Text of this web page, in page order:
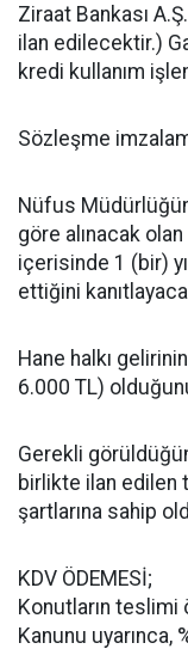
Ziraat Bankası
ilan edilecektir.)
kredi kullanım
Sözleşme
Nüfus
göre alınacak
içerisinde 1 (bir)
ettiğini
Hane halkı
6.000 TL)
Gerekli
birlikte ilan edilen
şartlarına sahip
KDV ÖDEMESİ;
Konutların
Kanunu uyarınca,